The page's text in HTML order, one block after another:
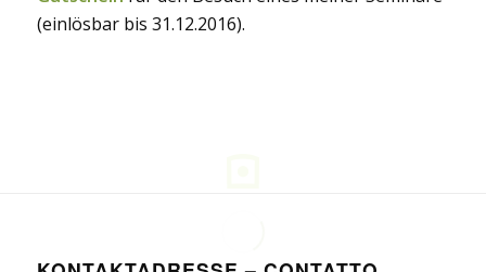
(einlösbar bis 31.12.2016).